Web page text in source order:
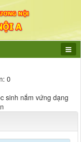
0
sinh nắm vứng dạng